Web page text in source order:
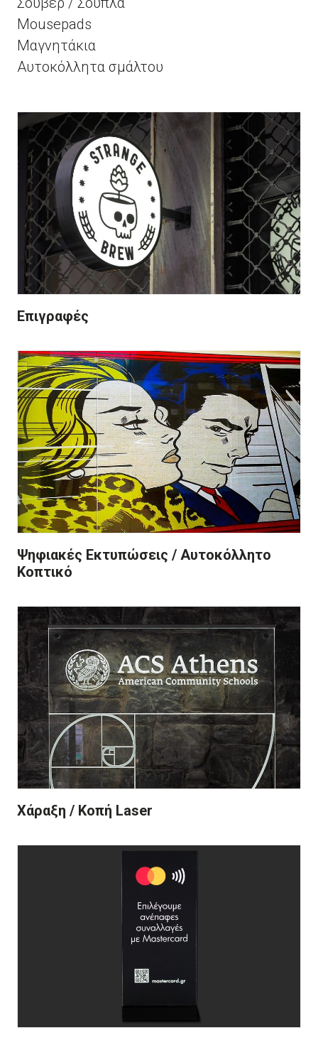
Mousepads
Μαγνητάκια
Αυτοκόλλητα σμάλτου
Επιγραφές
Ψηφιακές Εκτυπώσεις / Αυτοκόλλητο
Κοπτικό
Χάραξη / Κοπή Laser